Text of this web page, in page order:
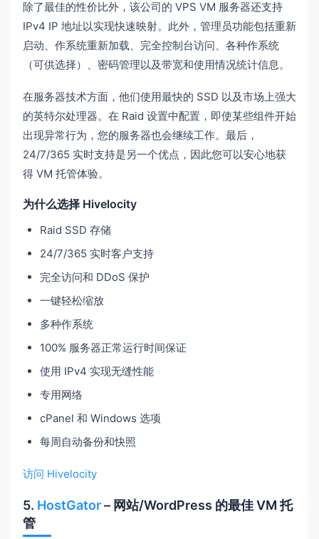
除了最佳的性价比外，该公司的 VPS VM 服务器还支持
IPv4 IP 地址以实现快速映射。此外，管理员功能包括重新
启动、作系统重新加载、完全控制台访问、各种作系统
（可供选择）、密码管理以及带宽和使用情况统计信息。
在服务器技术方面，他们使用最快的 SSD 以及市场上强大
的英特尔处理器。在 Raid 设置中配置，即使某些组件开始
出现异常行为，您的服务器也会继续工作。最后，
24/7/365 实时支持是另一个优点，因此您可以安心地获
得 VM 托管体验。
为什么选择 Hivelocity
Raid SSD 存储
24/7/365 实时客户支持
完全访问和 DDoS 保护
一键轻松缩放
多种作系统
100% 服务器正常运行时间保证
使用 IPv4 实现无缝性能
专用网络
cPanel 和 Windows 选项
每周自动备份和快照
访问 Hivelocity
5. HostGator– 网站/WordPress 的最佳 VM 托
管